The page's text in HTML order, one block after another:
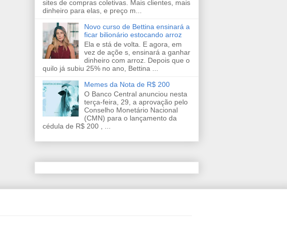
sites de compras coletivas. Mais clientes, mais
dinheiro para elas, e preço m...
Novo curso de Bettina ensinará a
ficar bilionário estocando arroz
Ela e stá de volta. E agora, em
vez de açõe s, ensinará a ganhar
dinheiro com arroz. Depois que o
quilo já subiu 25% no ano, Bettina ...
Memes da Nota de R$ 200
O Banco Central anunciou nesta
terça-feira, 29, a aprovação pelo
Conselho Monetário Nacional
(CMN) para o lançamento da
cédula de R$ 200 , ...